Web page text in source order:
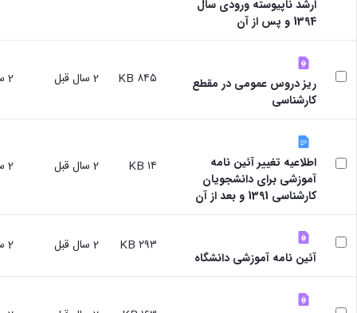
اقماری
فنی
و
منابع
طبیعی
تویسرکان
فنی
و
مهندسی
کبودرآهنگ
مدیریت
و
رزن
صنایع
غذایی
بهار
نهاوند
ارشد ناپیوسته ورودی سال
1394 و پس از آن
ریز دروس عمومی در مقطع
کارشناسی
۸۴۵ KB 2 سال قبل 2 سال قبل
اطلاعیه تغییر آئین نامه
آموزشی برای دانشجویان
کارشناسی 1391 و بعد از آن
۱۴ KB 2 سال قبل 2 سال قبل
آئین نامه آموزشی دانشگاه
۲۹۳ KB 2 سال قبل 2 سال قبل